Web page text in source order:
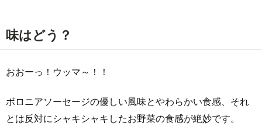
味はどう？
おおーっ！ウッマ～！！
ボロニアソーセージの優しい風味とやわらかい食感、それ
とは反対にシャキシャキしたお野菜の食感が絶妙です。